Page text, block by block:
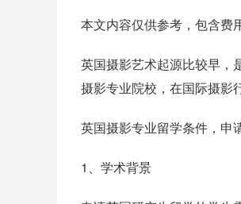
本文内容仅供参考，包含费
英国摄影艺术起源比较早，
摄影专业院校，在国际摄影
英国摄影专业留学条件，申
1、学术背景